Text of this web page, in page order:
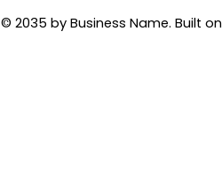
© 2035 by Business Name. Built on